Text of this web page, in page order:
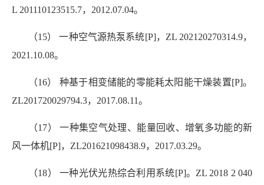
L 201110123515.7，2012.07.04。
（15） 一种空气源热泵系统[P]，ZL 202120270314.9，
2021.10.08。
（16） 种基于相变储能的零能耗太阳能干燥装置[P]。
ZL201720029794.3，2017.08.11。
（17） 一种集空气处理、能量回收、增氧多功能的新
风一体机[P]，ZL201621098438.9，2017.03.29。
（18） 一种光伏光热综合利用系统[P]。ZL 2018 2 040